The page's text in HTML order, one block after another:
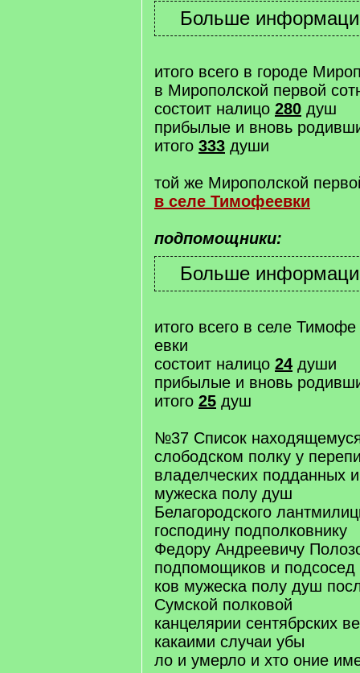
итого всего в городе
в Мирополской первой
состоит налицо 280 душ
прибылые и вновь
итого 333 души
той же Мирополской
в селе Тимофеевки
подпомощники:
итого всего в селе Тимофе
евки
состоит налицо 24 души
прибылые и вновь
итого 25 душ
№37 Список
слободском полку у
владелческих подданных
мужеска полу душ
Белагородского
господину подполковнику
Федору Андреевичу
подпомощиков и подсосед
ков мужеска полу душ
Сумской полковой
канцелярии сентябрских
какаими случаи убы
ло и умерло и хто оние